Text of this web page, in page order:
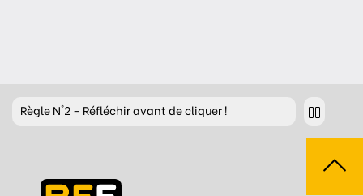
RègleN°2 – Réfléchir avant de cliquer !
RègleN°4 – Respecter les autres